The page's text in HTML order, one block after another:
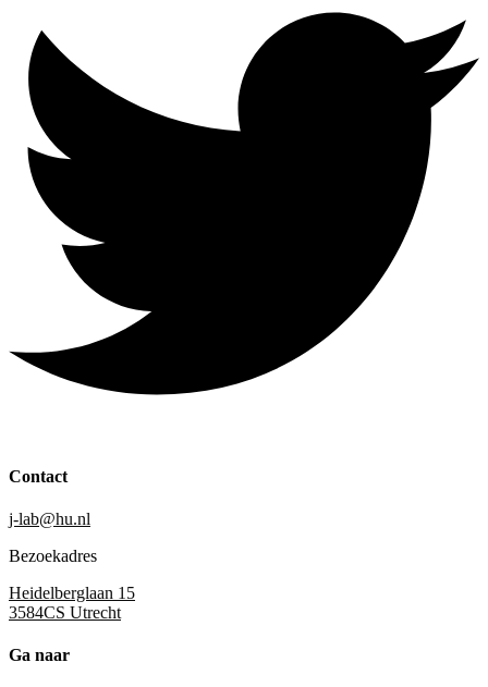
Contact
j-lab@hu.nl
Bezoekadres
Heidelberglaan 15
3584CS Utrecht
Ga naar